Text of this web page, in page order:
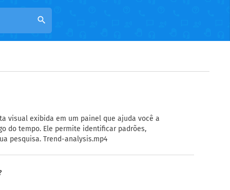
search
visual exibida em um painel que ajuda você a
do tempo. Ele permite identificar padrões,
pesquisa. Trend-analysis.mp4